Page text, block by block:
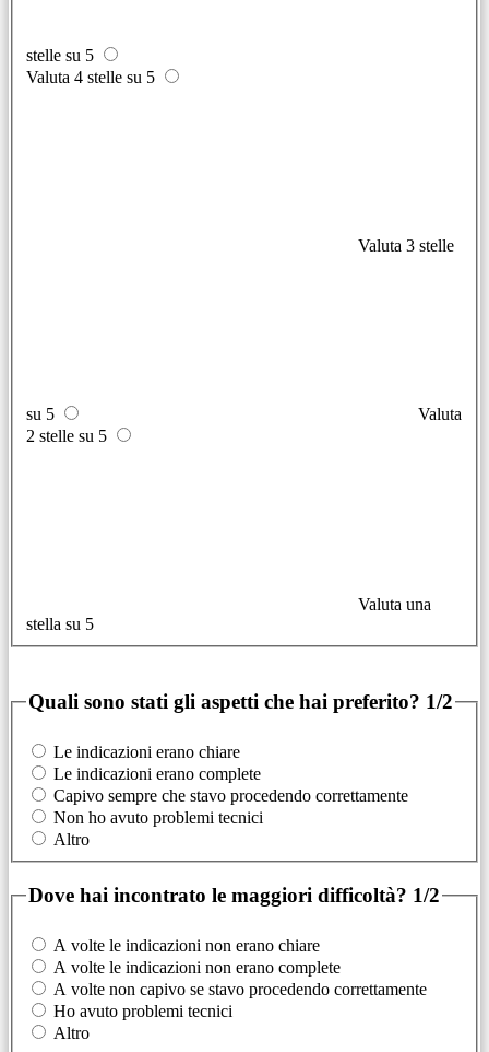
stelle su 5
Valuta 4 stelle su 5
Valuta 3 stelle
su 5
Valuta
2 stelle su 5
Valuta una
stella su 5
Quali sono stati gli aspetti che hai preferito? 1/2
Le indicazioni erano chiare
Le indicazioni erano complete
Capivo sempre che stavo procedendo correttamente
Non ho avuto problemi tecnici
Altro
Dove hai incontrato le maggiori difficoltà? 1/2
A volte le indicazioni non erano chiare
A volte le indicazioni non erano complete
A volte non capivo se stavo procedendo correttamente
Ho avuto problemi tecnici
Altro